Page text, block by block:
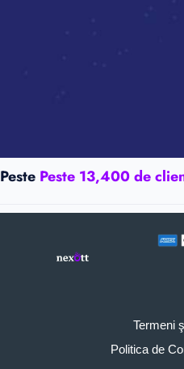
Peste Peste 13,400 de
Termeni
Politica de